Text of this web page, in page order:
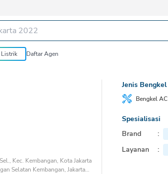
Daftar Agen
Kec. Kembangan, Kota Jakarta
Selatan Kembangan, Jakarta
Jenis Bengkel
BengkelAC
Spesialisasi
Brand
:
Layanan :